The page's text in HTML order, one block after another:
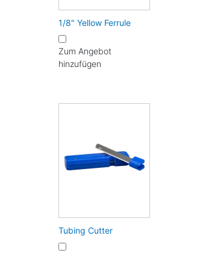
1/8" Yellow Ferrule
Zum Angebot
hinzufügen
Tubing Cutter